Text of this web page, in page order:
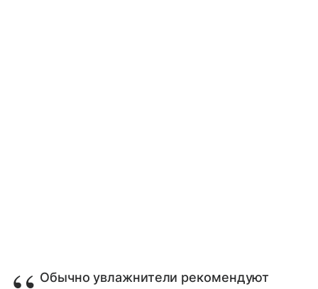
Обычно увлажнители рекомендуют